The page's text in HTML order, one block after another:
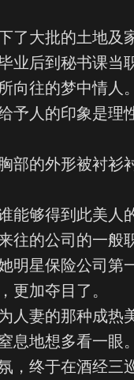
了大批的土地及
业后到秘书课当
向往的梦中情人。
予人的印象是理
部的外形被衬衫
能够得到此美人
往的公司的一般
明星保险公司第
更加夺目了。
人妻的那种成热
息地想多看一眼。
，终于在酒经三